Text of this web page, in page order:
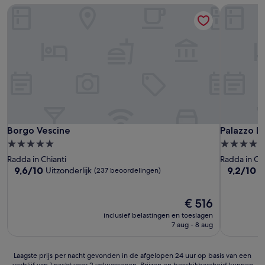
Borgo Vescine
Borgo Vescine
5.0-
sterrenaccommodatie
Radda in Chianti
9.6
9,6/10 Uitzonderlijk (237 beoordelingen)
De
prijs
is
€ 516
inclusief belastingen en toeslagen
7 aug - 8 aug
Palazzo
Palazzo
4.0-
Radda in
9.2
9,2/10
Laagste
Laagste prijs per nacht gevonden in de afgelopen 24 uur op basis van een